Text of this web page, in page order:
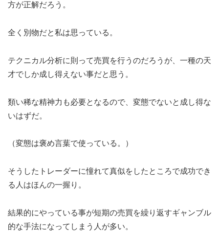
方が正解だろう。
全く別物だと私は思っている。
テクニカル分析に則って売買を行うのだろうが、一種の天
才でしか成し得えない事だと思う。
類い稀な精神力も必要となるので、変態でないと成し得な
いはずだ。
（変態は褒め言葉で使っている。）
そうしたトレーダーに憧れて真似をしたところで成功でき
る人はほんの一握り。
結果的にやっている事が短期の売買を繰り返すギャンブル
的な手法になってしまう人が多い。